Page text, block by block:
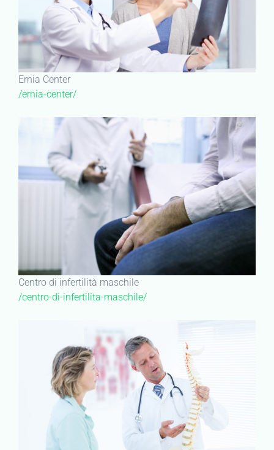
Ernia Center
/ernia-center/
Centro di infertilità maschile
/centro-di-infertilita-maschile/